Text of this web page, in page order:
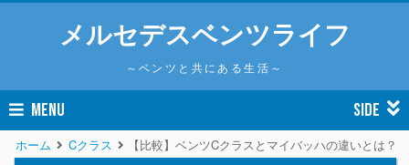
メルセデスベンツライフ
～ベンツと共にある生活～
MENU SIDE
ホーム Cクラス 【比較】ベンツCクラスとマイバッハの違いとは？